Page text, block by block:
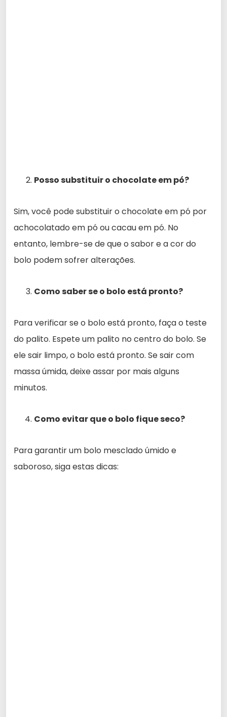
Posso substituir o chocolate em pó?
Sim, você pode substituir o chocolate em pó por
achocolatado em pó ou cacau em pó. No
entanto, lembre-se de que o sabor e a cor do
bolo podem sofrer alterações.
Como saber se o bolo está pronto?
Para verificar se o bolo está pronto, faça o teste
do palito. Espete um palito no centro do bolo. Se
ele sair limpo, o bolo está pronto. Se sair com
massa úmida, deixe assar por mais alguns
minutos.
Como evitar que o bolo fique seco?
Para garantir um bolo mesclado úmido e
saboroso, siga estas dicas: